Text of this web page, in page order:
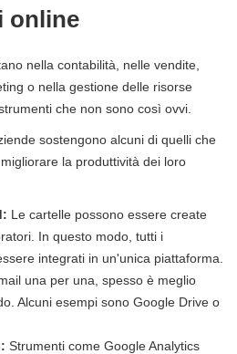
online
nella contabilità, nelle vendite,
o nella gestione delle risorse
che non sono così ovvi.
sostengono alcuni di quelli che
la produttività dei loro
Le cartelle possono essere create
In questo modo, tutti i
integrati in un'unica piattaforma.
una per una, spesso è meglio
Alcuni esempi sono Google Drive o
Strumenti come Google Analytics